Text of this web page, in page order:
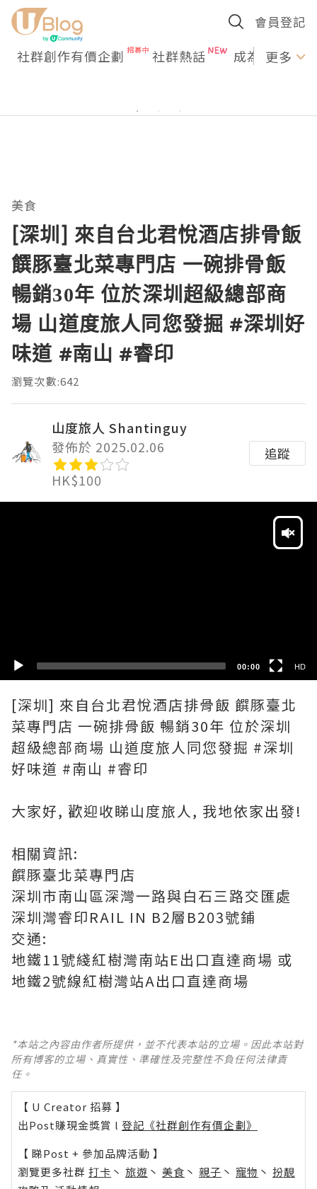
會員登記
社群創作有價企劃 社群熱話 成為U更多
美食
[深圳] 來自台北君悅酒店排骨飯
饌豚臺北菜專門店 一碗排骨飯
暢銷30年 位於深圳超級總部商
場 山道度旅人同您發掘 #深圳好
味道 #南山 #睿印
瀏覽次數:642
山度旅人 Shantinguy
發佈於 2025.02.06
HK$100
追蹤
00:00 HD
[深圳] 來自台北君悅酒店排骨飯 饌豚臺北
菜專門店 一碗排骨飯 暢銷30年 位於深圳
超級總部商場 山道度旅人同您發掘 #深圳
好味道 #南山 #睿印
大家好, 歡迎收睇山度旅人, 我地依家出發!
相關資訊:
饌豚臺北菜專門店
深圳市南山區深灣一路與白石三路交匯處
深圳灣睿印RAIL IN B2層B203號鋪
交通:
地鐵11號綫紅樹灣南站E出口直達商場 或
地鐵2號線紅樹灣站A出口直達商場
*本站之內容由作者所提供，並不代表本站的立場。因此本站對
所有博客的立場、真實性、準確性及完整性不負任何法律責
任。
【 U Creator 招募 】
出Post賺現金獎賞 l 登記《社群創作有價企劃》
【 睇Post + 參加品牌活動 】
瀏覽更多社群 打卡 丶 旅遊 丶 美食 丶 親子 丶 寵物 丶 扮靚